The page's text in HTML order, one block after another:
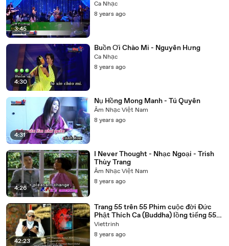
3:45
Ca Nhạc
8 years ago
4:30
Buồn Ơi Chào Mi - Nguyên Hưng
Ca Nhạc
8 years ago
4:31
Nụ Hồng Mong Manh - Tú Quyên
Âm Nhạc Việt Nam
8 years ago
4:26
I Never Thought - Nhạc Ngoại - Trish
Thùy Trang
Âm Nhạc Việt Nam
8 years ago
42:23
Trang 55 trên 55 Phim cuộc đời Đức
Phật Thích Ca (Buddha) lồng tiếng 55
tập trọn bộ
Viettrinh
8 years ago